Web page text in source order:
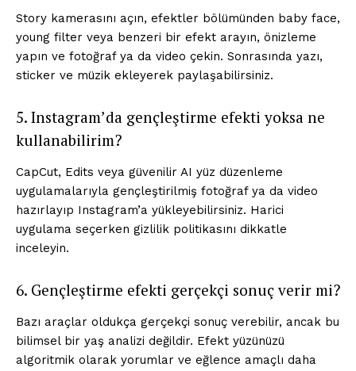
Story kamerasını açın, efektler bölümünden baby face,
young filter veya benzeri bir efekt arayın, önizleme
yapın ve fotoğraf ya da video çekin. Sonrasında yazı,
sticker ve müzik ekleyerek paylaşabilirsiniz.
5. Instagram’da gençleştirme efekti yoksa ne
kullanabilirim?
CapCut, Edits veya güvenilir AI yüz düzenleme
uygulamalarıyla gençleştirilmiş fotoğraf ya da video
hazırlayıp Instagram’a yükleyebilirsiniz. Harici
uygulama seçerken gizlilik politikasını dikkatle
inceleyin.
6. Gençleştirme efekti gerçekçi sonuç verir mi?
Bazı araçlar oldukça gerçekçi sonuç verebilir, ancak bu
bilimsel bir yaş analizi değildir. Efekt yüzünüzü
algoritmik olarak yorumlar ve eğlence amaçlı daha